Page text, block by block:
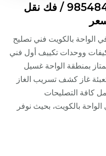
شركة تكييف الواحة / 98548488 / فك نقل
بالكويت فني تصليح
ووحدات تكييف أول فني
بمنطقة الواحة غسيل
غاز كشف تسريب الغاز
كافة التصليحات
بالكويت، بحيث نوفر